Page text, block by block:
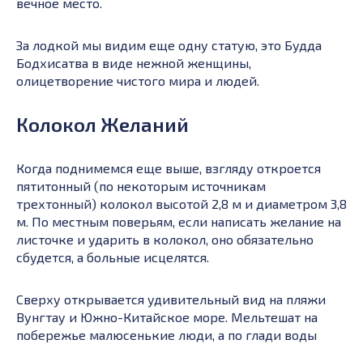
вечное место.
За лодкой мы видим еще одну статую, это Будда
Бодхисатва в виде нежной женщины,
олицетворение чистого мира и людей.
Колокол Желаний
Когда поднимемся еще выше, взгляду откроется
пятитонный (по некоторым источникам
трехтонный) колокол высотой 2,8 м и диаметром 3,8
м. По местным поверьям, если написать желание на
листочке и ударить в колокол, оно обязательно
сбудется, а больные исцелятся.
Сверху открывается удивительный вид на пляжи
Вунгтау и Южно-Китайское море. Мельтешат на
побережье малюсенькие люди, а по глади воды